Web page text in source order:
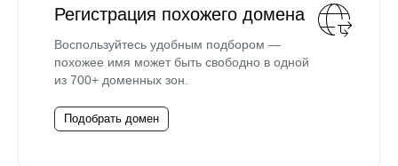
Регистрация похожего домена
Воспользуйтесь удобным подбором —
похожее имя может быть свободно в одной
из 700+ доменных зон.
Подобрать домен